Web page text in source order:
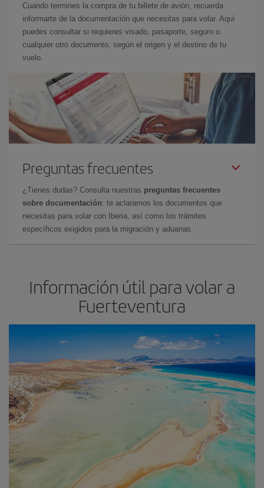
Cuando termines la compra de tu billete de avión, recuerda
informarte de la documentación que necesitas para volar. Aquí
puedes consultar si requieres visado, pasaporte, seguro o
cualquier otro documento, según el origen y el destino de tu
vuelo.
Preguntas frecuentes
¿Tienes dudas? Consulta nuestras preguntas frecuentes
sobre documentación: te aclaramos los documentos que
necesitas para volar con Iberia, así como los trámites
específicos exigidos para la migración y aduanas.
Información útil para volar a
Fuerteventura